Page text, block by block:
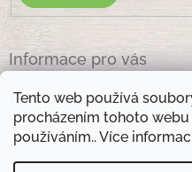
Tento web používá
procházením tohoto
používáním.. Více
Informace pro vás
Obchodní podmínky
Podmínky ochrany osobních údajů
Kontakty